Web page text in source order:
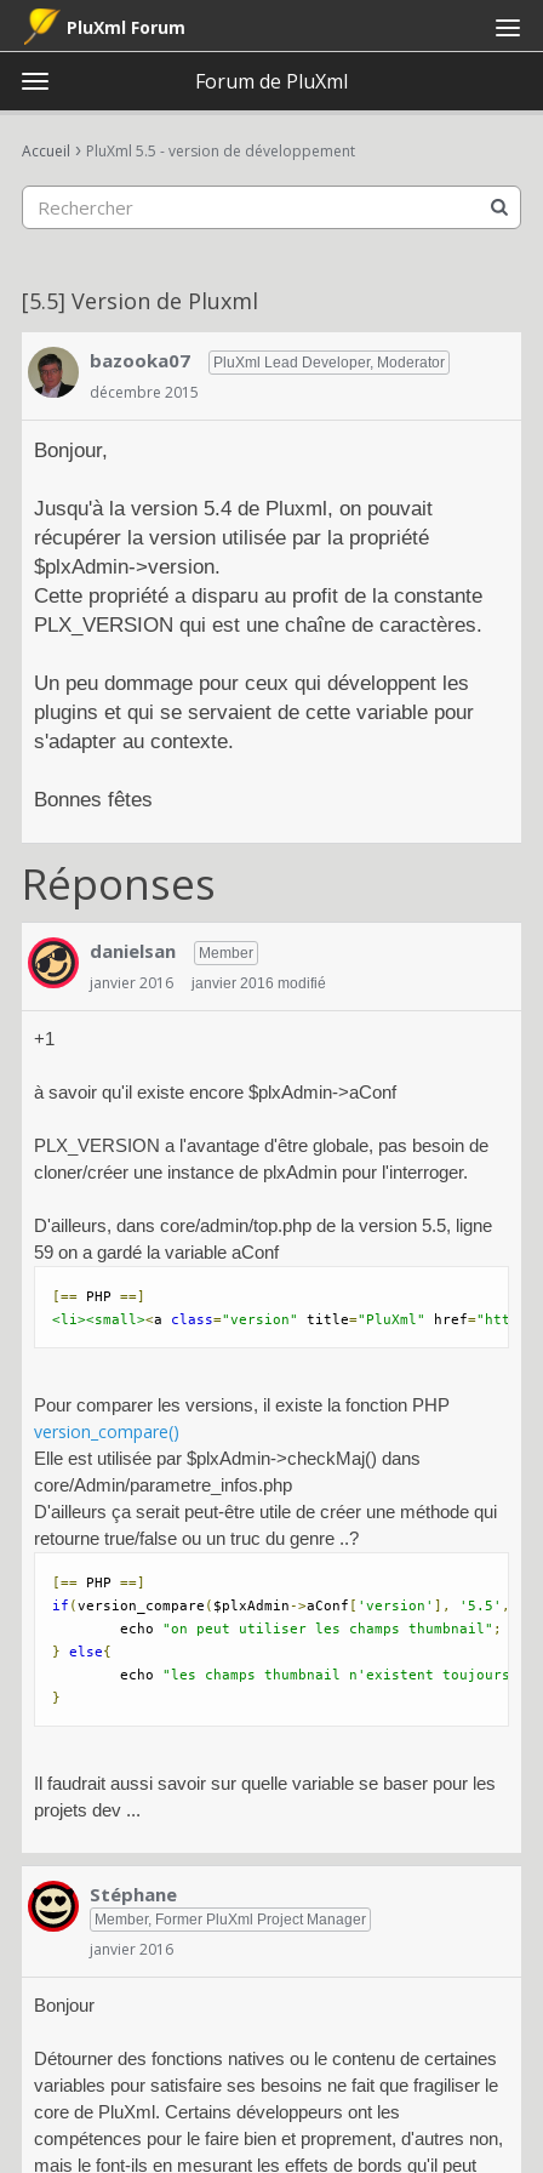
PluXml Forum
t
g
e
n
u
Forum de PluXml
Connexion S'inscrire
Catégories
Discussions
Activité
Connexion S'inscrire
Accueil › PluXml 5.5 - version de développement
[5.5] Version de Pluxml
bazooka07 PluXml Lead Developer, Moderator
décembre 2015
Bonjour,
Jusqu'à la version 5.4 de Pluxml, on pouvait
récupérer la version utilisée par la propriété
$plxAdmin->version.
Cette propriété a disparu au profit de la constante
PLX_VERSION qui est une chaîne de caractères.
Un peu dommage pour ceux qui développent les
plugins et qui se servaient de cette variable pour
s'adapter au contexte.
Bonnes fêtes
Réponses
danielsan Member
janvier 2016 janvier 2016 modifié
+1
à savoir qu'il existe encore $plxAdmin->aConf
PLX_VERSION a l'avantage d'être globale, pas besoin de
cloner/créer une instance de plxAdmin pour l'interroger.
D'ailleurs, dans core/admin/top.php de la version 5.5, ligne
59 on a gardé la variable aConf
[== PHP ==]
<li><small><a class="version" title="PluXml" href="http://
Pour comparer les versions, il existe la fonction PHP
version_compare()
Elle est utilisée par $plxAdmin->checkMaj() dans
core/Admin/parametre_infos.php
D'ailleurs ça serait peut-être utile de créer une méthode qui
retourne true/false ou un truc du genre ..?
[== PHP ==]
if (version_compare ( $plxAdmin->aConf [ 'version' ], '5.5' ,
	echo
"on peut utiliser les champs thumbnail" ;
}
else{
	echo
"les champs thumbnail n'existent toujours
}
Il faudrait aussi savoir sur quelle variable se baser pour les
projets dev ...
Stéphane
Member, Former PluXml Project Manager
janvier 2016
Bonjour
Détourner des fonctions natives ou le contenu de certaines
variables pour satisfaire ses besoins ne fait que fragiliser le
core de PluXml. Certains développeurs ont les
compétences pour le faire bien et proprement, d'autres non,
mais le font-ils en mesurant les effets de bords qu'il peut